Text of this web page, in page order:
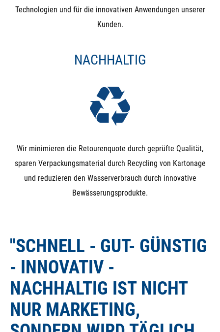
Technologien und für die innovativen Anwendungen unserer
Kunden.
NACHHALTIG
Wir minimieren die Retourenquote durch geprüfte Qualität,
sparen Verpackungsmaterial durch Recycling von Kartonage
und reduzieren den Wasserverbrauch durch innovative
Bewässerungsprodukte.
"SCHNELL - GUT- GÜNSTIG
- INNOVATIV -
NACHHALTIG IST NICHT
NUR MARKETING,